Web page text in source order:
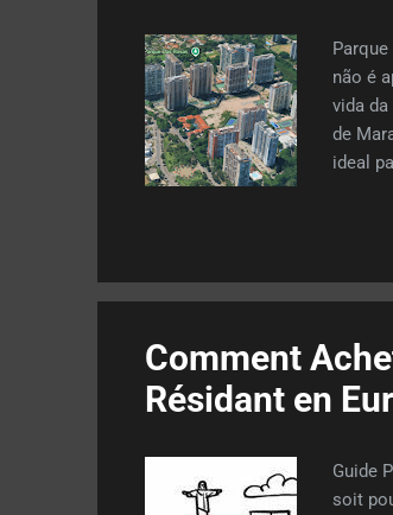
não é
vida
de
ideal
Comment
Résidant en
Guide
soit